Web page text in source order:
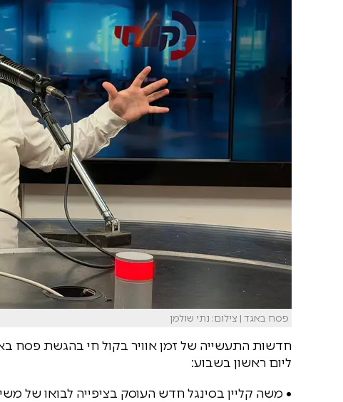
פסח באגד | צילום: נתי שולמן
חדשות התעשייה של זמן אוויר בקול חי בהגשת פסח
ליום ראשון בשבוע:
• משה קליין בסינגל חדש העוסק בציפייה לבואו של